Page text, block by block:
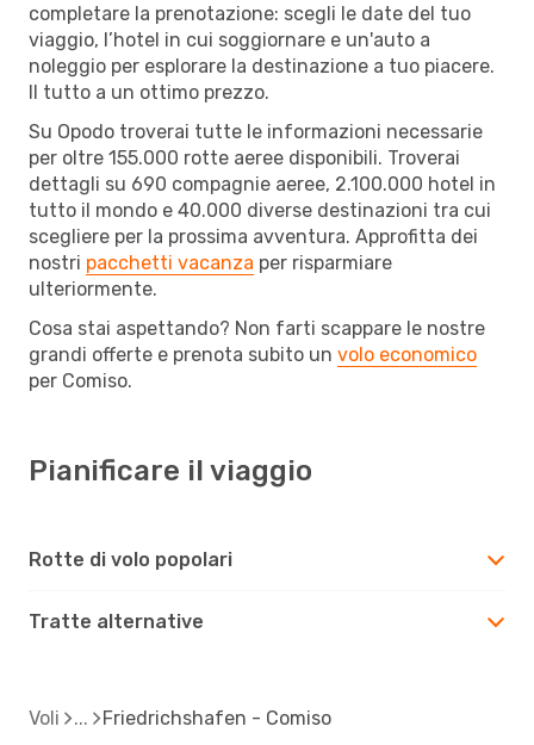
completare la prenotazione: scegli le date del tuo
viaggio, l’hotel in cui soggiornare e un'auto a
noleggio per esplorare la destinazione a tuo piacere.
Il tutto a un ottimo prezzo.
Su Opodo troverai tutte le informazioni necessarie
per oltre 155.000 rotte aeree disponibili. Troverai
dettagli su 690 compagnie aeree, 2.100.000 hotel in
tutto il mondo e 40.000 diverse destinazioni tra cui
scegliere per la prossima avventura. Approfitta dei
nostri pacchetti vacanza per risparmiare
ulteriormente.
Cosa stai aspettando? Non farti scappare le nostre
grandi offerte e prenota subito un volo economico
per Comiso.
Pianificare il viaggio
Rotte di volo popolari
Tratte alternative
Voli Friedrichshafen - Comiso